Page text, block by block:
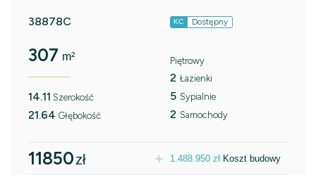
38878C KC Dostępny
307 m²
14.11 Szerokość
21.64 Głębokość
Piętrowy
2 Łazienki
5 Sypialnie
2 Samochody
11850zł 1.488.950 zł Koszt budowy